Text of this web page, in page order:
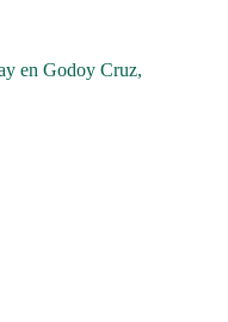
en Godoy Cruz,